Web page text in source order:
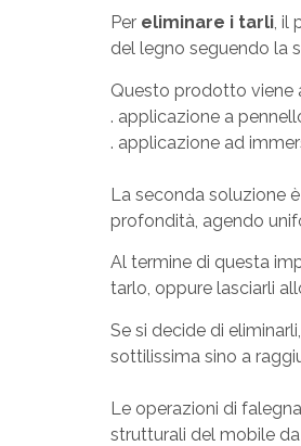
Per eliminare i tarli, il
del legno seguendo la
Questo prodotto viene
. applicazione a
. applicazione ad
La seconda soluzione
profondità, agendo
Al termine di questa
tarlo, oppure lasciarli
Se si decide di
sottilissima sino a
Le operazioni di
strutturali del mobile da